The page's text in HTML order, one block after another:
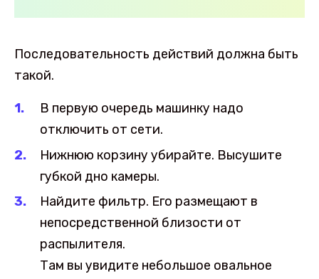
Последовательность действий должна быть
такой.
В первую очередь машинку надо
отключить от сети.
Нижнюю корзину убирайте. Высушите
губкой дно камеры.
Найдите фильтр. Его размещают в
непосредственной близости от
распылителя.
Там вы увидите небольшое овальное